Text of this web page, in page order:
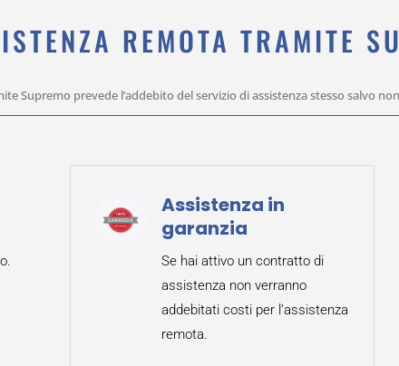
REMOTA TRAMITE
Supremo prevede l’addebito del servizio di assistenza stesso salvo
Assistenza in
garanzia
Se hai attivo un contratto di
assistenza non verranno
addebitati costi per l’assistenza
remota.